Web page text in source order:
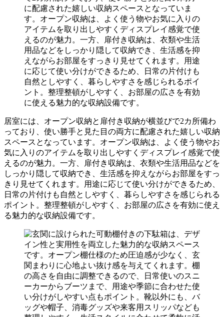
居室には、オープン収納と扉付き収納が横並びで2カ所備わ
っており、使い勝手と見た目の両方に配慮された嬉しい収納
スペースとなっています。オープン収納は、よく使う物やお
気に入りのアイテムを取り出しやすくディスプレイ感覚で使
えるのが魅力。一方、扉付き収納は、衣類や生活用品などを
しっかり隠して収納でき、生活感を抑えながらお部屋をすっ
きり見せてくれます。用途に応じて使い分けができるため、
日常の片付けも自然としやすく、暮らしやすさを感じられる
ポイント。整理整頓がしやすく、お部屋の広さを有効に使え
る魅力的な収納設備です。